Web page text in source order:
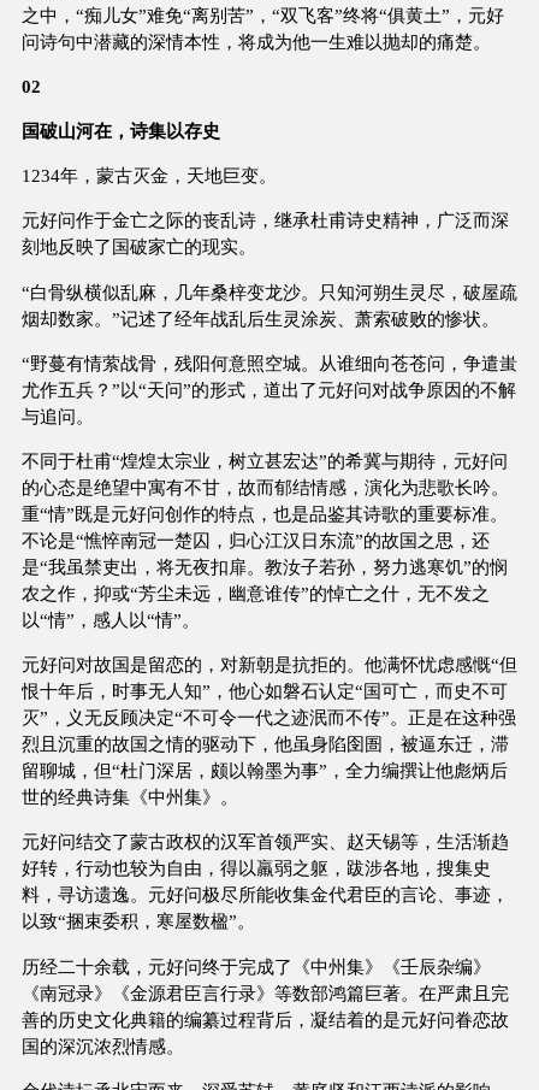
之中，“痴儿女”难免“离别苦”，“双飞客”终将“俱黄土”，元好
问诗句中潜藏的深情本性，将成为他一生难以抛却的痛楚。
02
国破山河在，诗集以存史
1234年，蒙古灭金，天地巨变。
元好问作于金亡之际的丧乱诗，继承杜甫诗史精神，广泛而深
刻地反映了国破家亡的现实。
“白骨纵横似乱麻，几年桑梓变龙沙。只知河朔生灵尽，破屋疏
烟却数家。”记述了经年战乱后生灵涂炭、萧索破败的惨状。
“野蔓有情萦战骨，残阳何意照空城。从谁细向苍苍问，争遣蚩
尤作五兵？”以“天问”的形式，道出了元好问对战争原因的不解
与追问。
不同于杜甫“煌煌太宗业，树立甚宏达”的希冀与期待，元好问
的心态是绝望中寓有不甘，故而郁结情感，演化为悲歌长吟。
重“情”既是元好问创作的特点，也是品鉴其诗歌的重要标准。
不论是“憔悴南冠一楚囚，归心江汉日东流”的故国之思，还
是“我虽禁吏出，将无夜扣扉。教汝子若孙，努力逃寒饥”的悯
农之作，抑或“芳尘未远，幽意谁传”的悼亡之什，无不发之
以“情”，感人以“情”。
元好问对故国是留恋的，对新朝是抗拒的。他满怀忧虑感慨“但
恨十年后，时事无人知”，他心如磐石认定“国可亡，而史不可
灭”，义无反顾决定“不可令一代之迹泯而不传”。正是在这种强
烈且沉重的故国之情的驱动下，他虽身陷囹圄，被逼东迁，滞
留聊城，但“杜门深居，颇以翰墨为事”，全力编撰让他彪炳后
世的经典诗集《中州集》。
元好问结交了蒙古政权的汉军首领严实、赵天锡等，生活渐趋
好转，行动也较为自由，得以羸弱之躯，跋涉各地，搜集史
料，寻访遗逸。元好问极尽所能收集金代君臣的言论、事迹，
以致“捆束委积，寒屋数楹”。
历经二十余载，元好问终于完成了《中州集》《壬辰杂编》
《南冠录》《金源君臣言行录》等数部鸿篇巨著。在严肃且完
善的历史文化典籍的编纂过程背后，凝结着的是元好问眷恋故
国的深沉浓烈情感。